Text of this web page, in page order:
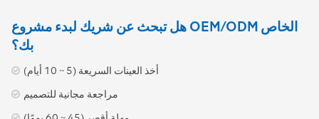
هل تبحث عن شريك لبدء مشروع OEM/ODM الخاص
بك؟
أخذ العينات السريعة (5 ~ 10 أيام)
مراجعة مجانية للتصميم